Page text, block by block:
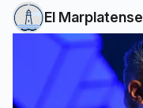
El Marplatense